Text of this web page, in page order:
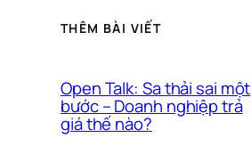
THÊM BÀI VIẾT
Open Talk: Sa thải sai một
bước – Doanh nghiệp trả
giá thế nào?